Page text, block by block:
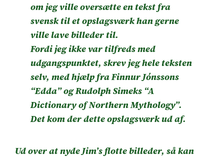
om jeg ville oversætte en tekst fra
svensk til et opslagsværk han gerne
ville lave billeder til.
Fordi jeg ikke var tilfreds med
udgangspunktet, skrev jeg hele teksten
selv, med hjælp fra Finnur Jónssons
“Edda” og Rudolph Simeks “A
Dictionary of Northern Mythology”.
Det kom der dette opslagsværk ud af.
Ud over at nyde Jim’s flotte billeder, så kan